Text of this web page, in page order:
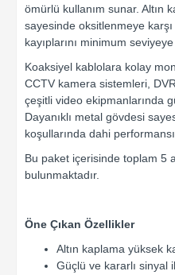
ömürlü kullanım sunar. Altın
sayesinde oksitlenmeye karşı
kayıplarını minimum
Koaksiyel kablolara kolay
CCTV kamera sistemleri,
çeşitli video ekipmanlarında
Dayanıklı metal gövdesi
koşullarında dahi
Bu paket içerisinde toplam 5
bulunmaktadır.
Öne Çıkan Özellikler
Altın kaplama yüksek
Güçlü ve kararlı sinyal